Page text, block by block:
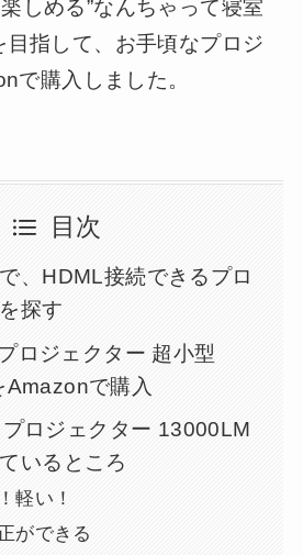
しめる”なんちゃって寝室
目指して、お手頃なプロジ
で購入しました。
目次
、HDML接続できるプロ
探す
ロジェクター 超小型
で購入
ロジェクター 13000LM
いるところ
軽い！
ができる